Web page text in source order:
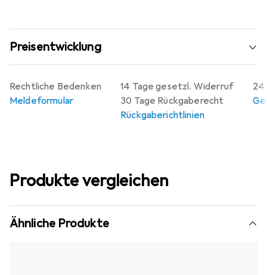
Preisentwicklung
14 Tage gesetzl. Widerruf
30 Tage Rückgaberecht
Rückgaberichtlinien
24
Rechtliche Bedenken
Meldeformular
Produkte vergleichen
Ähnliche Produkte